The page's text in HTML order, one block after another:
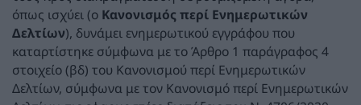
όπως ισχύει (ο Κανονισμός περί Ενημερωτικών
Δελτίων), δυνάμει ενημερωτικού εγγράφου που
καταρτίστηκε σύμφωνα με το Άρθρο 1 παράγραφος 4
στοιχείο (βδ) του Κανονισμού περί Ενημερωτικών
Δελτίων, σύμφωνα με τον Κανονισμό περί Ενημερωτικών